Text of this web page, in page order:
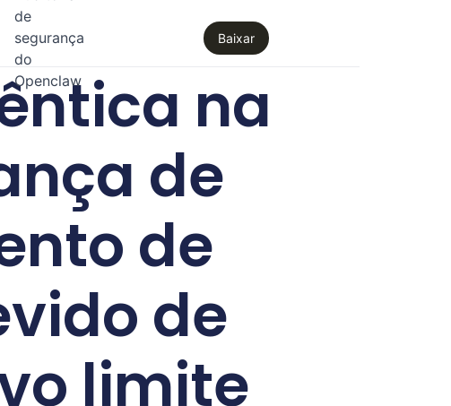
de
segurança
do
Openclaw
Baixar
na
de
de
de
limite